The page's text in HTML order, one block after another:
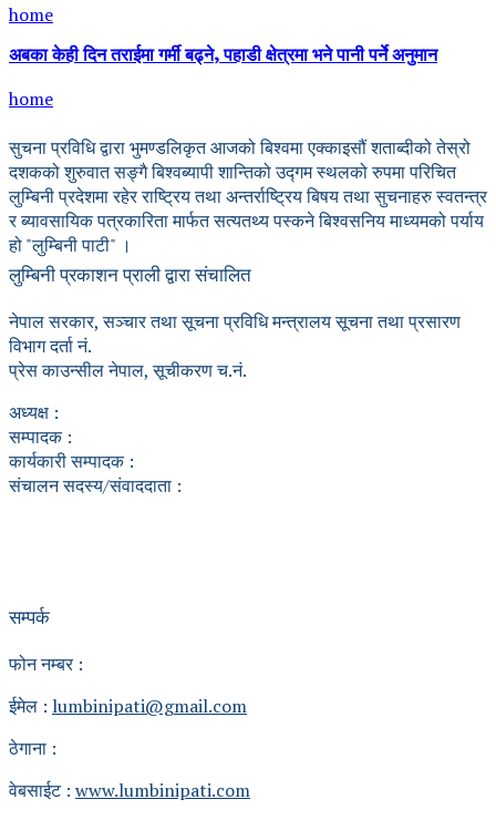
home
अबका केही दिन तराईमा गर्मी बढ्ने, पहाडी क्षेत्रमा भने पानी पर्ने अनुमान
home
सुचना प्रविधि द्वारा भुमण्डलिकृत आजको बिश्वमा एक्काइसौं शताब्दीको तेस्रो
दशकको शुरुवात सङ्गै बिश्वब्यापी शान्तिको उद्गम स्थलको रुपमा परिचित
लुम्बिनी प्रदेशमा रहेर राष्ट्रिय तथा अन्तर्राष्ट्रिय बिषय तथा सुचनाहरु स्वतन्त्र
र ब्यावसायिक पत्रकारिता मार्फत सत्यतथ्य पस्कने बिश्वसनिय माध्यमको पर्याय
हो "लुम्बिनी पाटी" ।
लुम्बिनी प्रकाशन प्राली द्वारा संचालित
नेपाल सरकार, सञ्चार तथा सूचना प्रविधि मन्त्रालय सूचना तथा प्रसारण
विभाग दर्ता नं.
प्रेस काउन्सील नेपाल, सूचीकरण च.नं.
अध्यक्ष :
सम्पादक :
कार्यकारी सम्पादक :
संचालन सदस्य/संवाददाता :
सम्पर्क
फोन नम्बर :
ईमेल : lumbinipati@gmail.com
ठेगाना :
वेबसाईट : www.lumbinipati.com